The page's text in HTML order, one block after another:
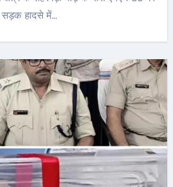
सड़क हादसे में…